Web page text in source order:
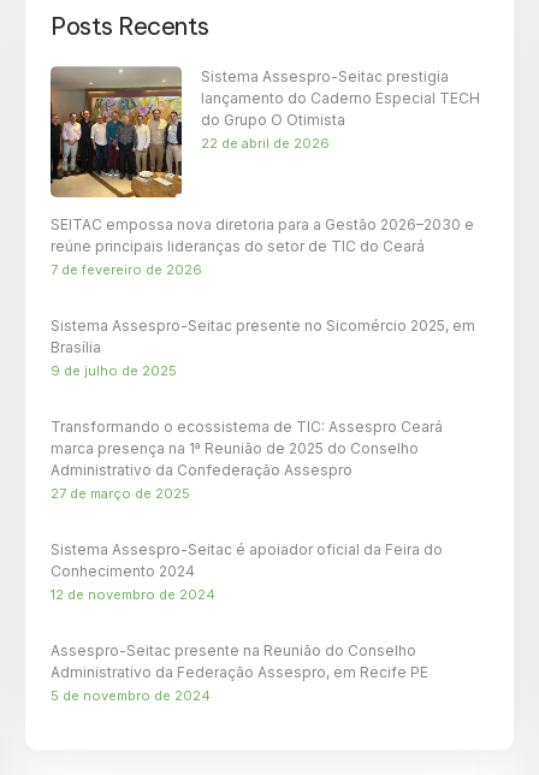
Posts Recents
Sistema Assespro-Seitac prestigia
lançamento do Caderno Especial TECH
do Grupo O Otimista
22 de abril de 2026
SEITAC empossa nova diretoria para a Gestão 2026–2030 e
reúne principais lideranças do setor de TIC do Ceará
7 de fevereiro de 2026
Sistema Assespro-Seitac presente no Sicomércio 2025, em
Brasília
9 de julho de 2025
Transformando o ecossistema de TIC: Assespro Ceará
marca presença na 1ª Reunião de 2025 do Conselho
Administrativo da Confederação Assespro
27 de março de 2025
Sistema Assespro-Seitac é apoiador oficial da Feira do
Conhecimento 2024
12 de novembro de 2024
Assespro-Seitac presente na Reunião do Conselho
Administrativo da Federação Assespro, em Recife PE
5 de novembro de 2024